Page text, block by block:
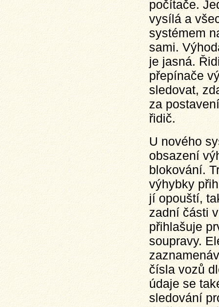
počítače.
vysílá a
systémem
sami.
je jasná.
přepínače
sledovat,
za
řidič.
U nového
obsazení
blokování.
výhybky
jí opouští,
zadní části
přihlašuje
soupravy.
čísla vozů
údaje se
sledování